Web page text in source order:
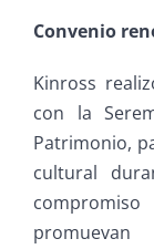
Convenio
Kinross
con la
Patrimonio,
cultural